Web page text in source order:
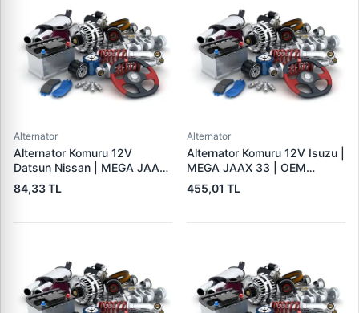
Alternator
Alternator Komuru 12V
Datsun Nissan | MEGA JAAX
20 | OEM JAAX20
84,33 TL
Alternator
Alternator Komuru 12V Isuzu |
MEGA JAAX 33 | OEM
JAAX33
455,01 TL